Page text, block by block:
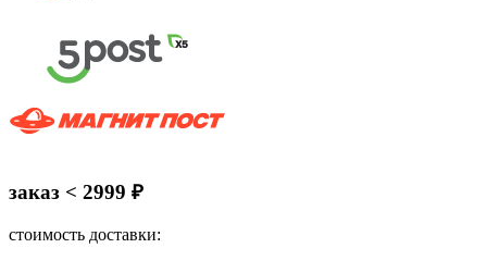
заказ < 2999 ₽
стоимость доставки: